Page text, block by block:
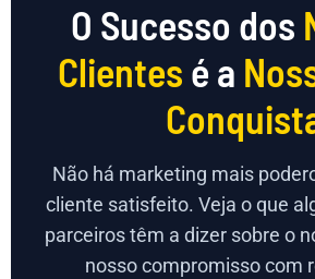
O Sucesso dos
Clientes é a
Não há marketing mais
cliente satisfeito. Veja o que
parceiros têm a dizer sobre o
nosso compromisso com